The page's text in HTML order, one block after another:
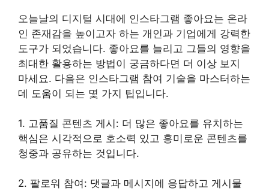
오늘날의 디지털 시대에 인스타그램 좋아요는 온라
인 존재감을 높이고자 하는 개인과 기업에게 강력한
도구가 되었습니다. 좋아요를 늘리고 그들의 영향을
최대한 활용하는 방법이 궁금하다면 더 이상 보지
마세요. 다음은 인스타그램 참여 기술을 마스터하는
데 도움이 되는 몇 가지 팁입니다.
1. 고품질 콘텐츠 게시: 더 많은 좋아요를 유치하는
핵심은 시각적으로 호소력 있고 흥미로운 콘텐츠를
청중과 공유하는 것입니다.
2. 팔로워 참여: 댓글과 메시지에 응답하고 게시물